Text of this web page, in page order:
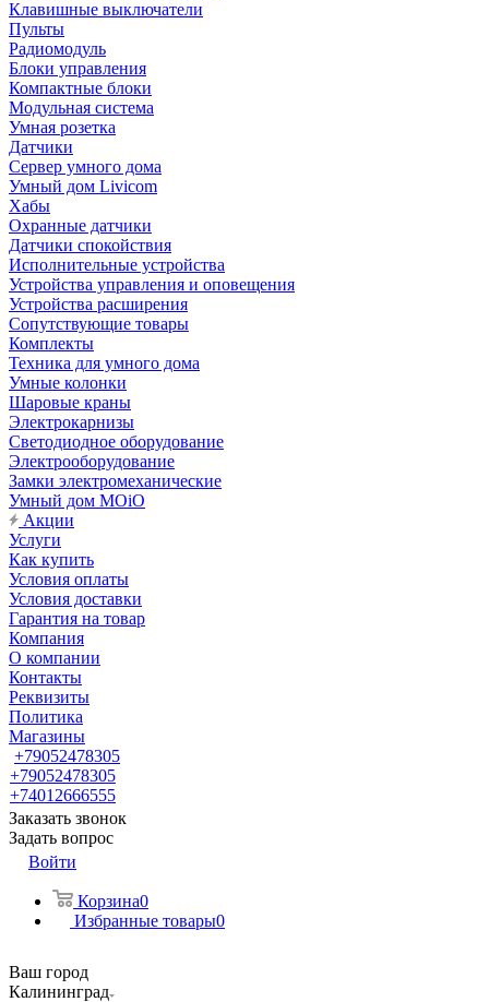
Клавишные выключатели
Пульты
Радиомодуль
Блоки управления
Компактные блоки
Модульная система
Умная розетка
Датчики
Сервер умного дома
Умный дом Livicom
Хабы
Охранные датчики
Датчики спокойствия
Исполнительные устройства
Устройства управления и оповещения
Устройства расширения
Сопутствующие товары
Комплекты
Техника для умного дома
Умные колонки
Шаровые краны
Электрокарнизы
Светодиодное оборудование
Электрооборудование
Замки электромеханические
Умный дом MOiO
Акции
Услуги
Как купить
Условия оплаты
Условия доставки
Гарантия на товар
Компания
О компании
Контакты
Реквизиты
Политика
Магазины
+79052478305
+79052478305
+74012666555
Заказать звонок
Задать вопрос
Войти
Корзина0
Избранные товары0
Ваш город
Калининград